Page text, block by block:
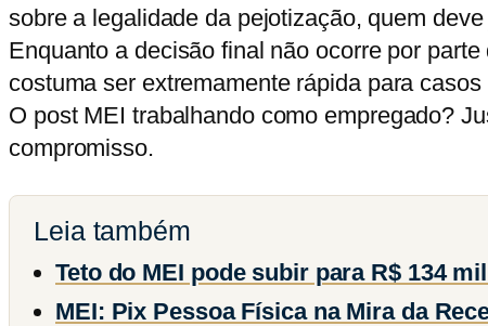
sobre a legalidade da pejotização, quem
Enquanto a decisão final não ocorre por
costuma ser extremamente rápida para
O post MEI trabalhando como empregado?
compromisso.
Leia também
Teto do MEI pode subir para R$ 134
MEI: Pix Pessoa Física na Mira da